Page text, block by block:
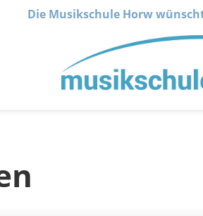
Die Musikschule Horw